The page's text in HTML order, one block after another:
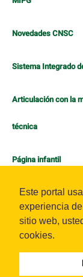
Este portal
experiencia
sitio web,
cookies.
Novedades CNSC
Sistema Integrado
Articulación con la
técnica
Página infantil